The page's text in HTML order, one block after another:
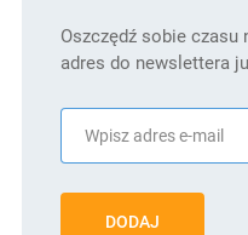
Oszczędź sobie czasu
adres do newslettera
DODAJ